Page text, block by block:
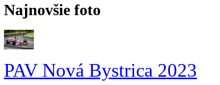
Najnovšie foto
PAV Nová Bystrica 2023